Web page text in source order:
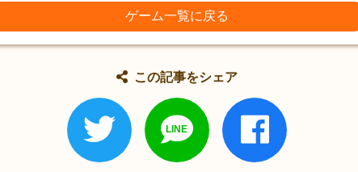
ゲーム一覧に戻る
この記事をシェア